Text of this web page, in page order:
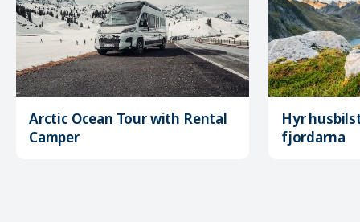
Arctic Ocean Tour with Rental
Camper
Hyr
fjordarna